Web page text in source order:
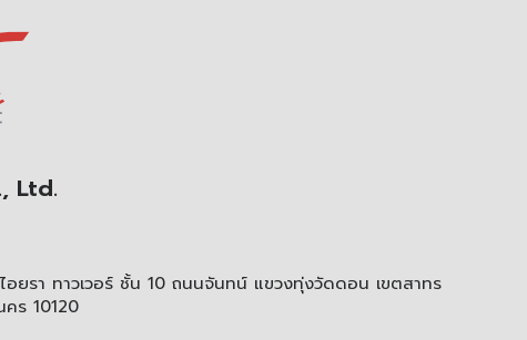
Ltd.
อยรา ทาวเวอร์ ชั้น 10 ถนนจันทน์ แขวงทุ่งวัดดอน เขตสาทร
คร 10120